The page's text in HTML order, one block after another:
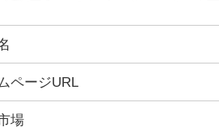
ページURL
場